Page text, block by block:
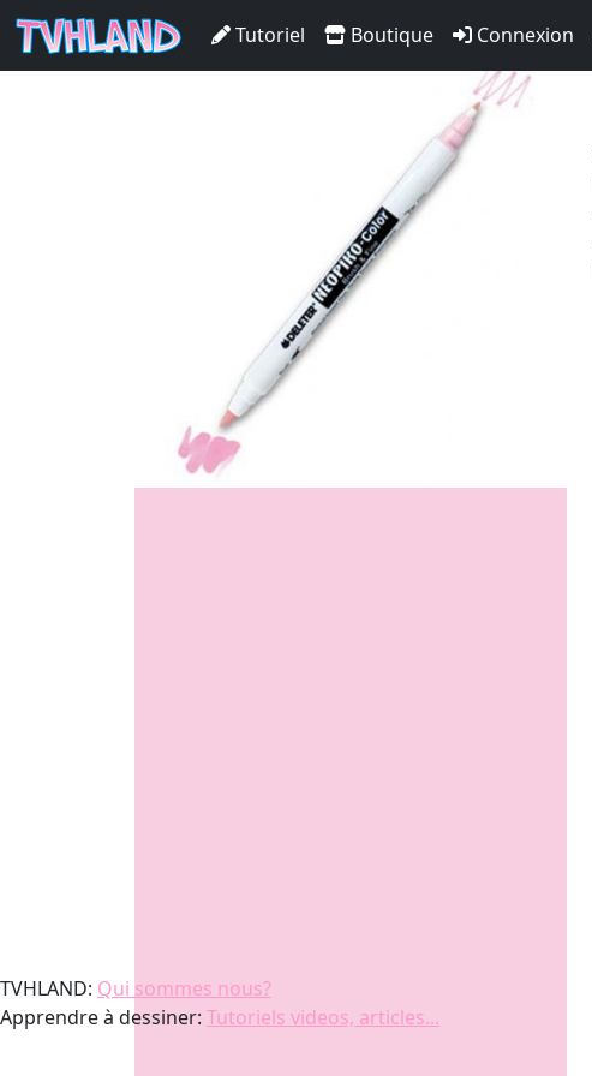
Tutoriel Boutique Connexion
Neopiko-Color 335 Light Pink
TVHLAND: Qui sommes nous?
Apprendre à dessiner: Tutoriels videos, articles...